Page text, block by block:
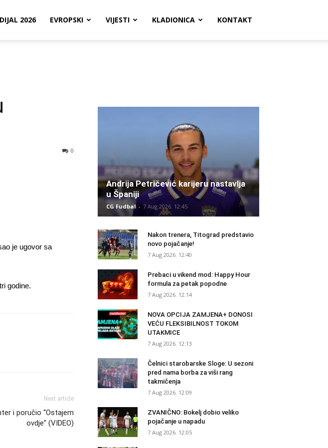
2026 EVROPSKI VIJESTI KLADIONICA KONTAKT
0
je ugovor sa
godine.
Next article
i poručio “Ostajem
ovdje” (VIDEO)
Andrija Petričević karijeru nastavlja
u Španiji
CG Fudbal - 7 Aug 2026. 12:45
Nakon trenera, Titograd predstavio
novo pojačanje!
7 Aug 2026. 12:40
Prebaci u vikend mod: Happy Hour
formula za petak popodne
7 Aug 2026. 12:14
NOVA OPCIJA ZAMJENA+ DONOSI
VEĆU FLEKSIBILNOST TOKOM
UTAKMICE
7 Aug 2026. 12:13
Čelnici starobarske Sloge: U sezoni
pred nama borba za viši rang
takmičenja
7 Aug 2026. 12:09
ZVANIČNO: Bokelj dobio veliko
pojačanje u napadu
7 Aug 2026. 12:05